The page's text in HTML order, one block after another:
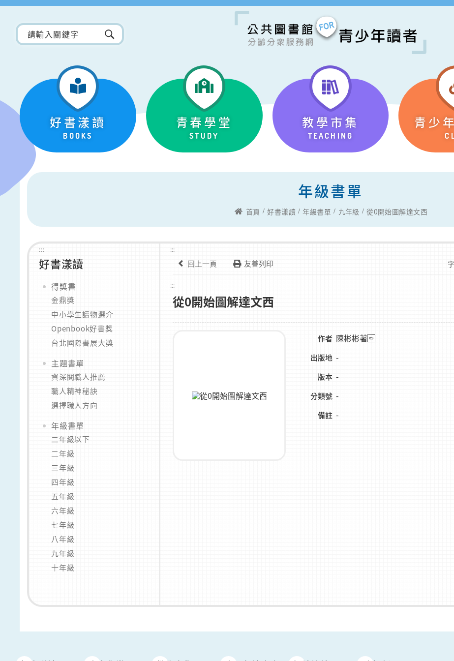
好書漾讀
BOOKS
青春學堂
STUDY
教學市集
TEACHING
青少
年級書單
首頁 好書漾讀 年級書單 九年級 從0開始圖解達文西
:::
好書漾讀
得獎書
金鼎獎
中小學生讀物選介
Openbook好書獎
台北國際書展大獎
主題書單
資深閱職人推薦
職人精神秘訣
選擇職人方向
年級書單
二年級以下
二年級
三年級
四年級
五年級
六年級
七年級
八年級
九年級
十年級
:::
回上一頁 友善列印
:::
從0開始圖解達文西
作者 陳彬彬著
出版地 -
版本 -
分類號 -
備註 -